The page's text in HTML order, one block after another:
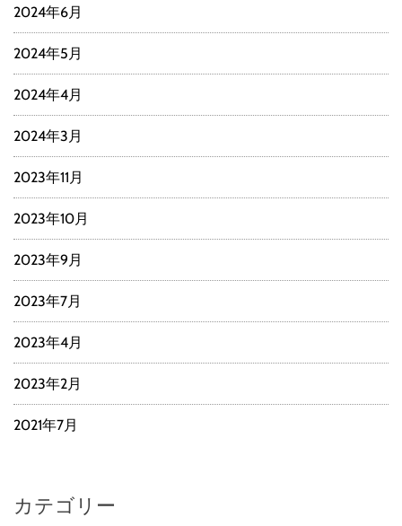
2024年6月
2024年5月
2024年4月
2024年3月
2023年11月
2023年10月
2023年9月
2023年7月
2023年4月
2023年2月
2021年7月
カテゴリー